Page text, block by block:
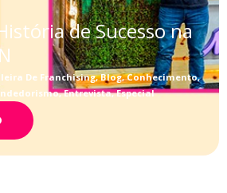
de Sucesso na
De Franchising,Blog,Conhecimento,
,Entrevista,Especial